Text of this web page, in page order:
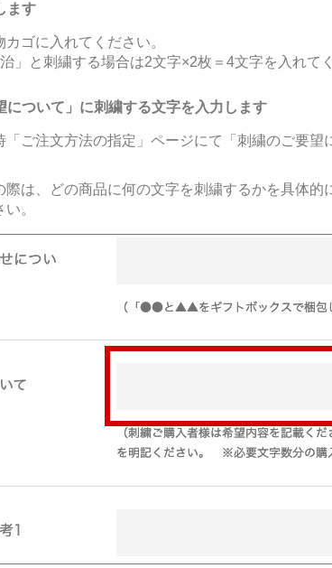
ます
ゴに入れてください。
」と刺繍する場合は2文字×2枚＝4文字を入れて
について」に刺繍する文字を入力します
「ご注文方法の指定」ページにて「刺繍のご要望
は、どの商品に何の文字を刺繍するかを具体的
。